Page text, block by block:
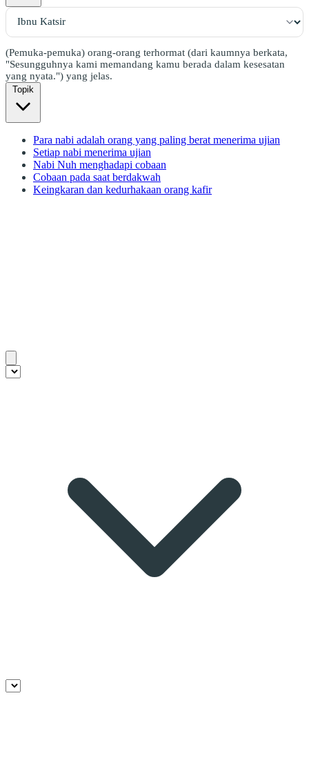
(Pemuka-pemuka) orang-orang terhormat (dari kaumnya berkata,
"Sesungguhnya kami memandang kamu berada dalam kesesatan
yang nyata.") yang jelas.
Topik
Para nabi adalah orang yang paling berat menerima ujian
Setiap nabi menerima ujian
Nabi Nuh menghadapi cobaan
Cobaan pada saat berdakwah
Keingkaran dan kedurhakaan orang kafir